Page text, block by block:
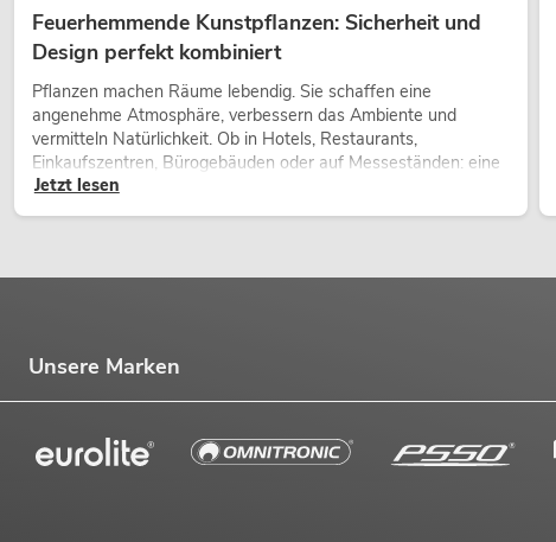
Feuerhemmende Kunstpflanzen: Sicherheit und
Design perfekt kombiniert
Pflanzen machen Räume lebendig. Sie schaffen eine
angenehme Atmosphäre, verbessern das Ambiente und
vermitteln Natürlichkeit. Ob in Hotels, Restaurants,
Einkaufszentren, Bürogebäuden oder auf Messeständen: eine
hochwertige Begrünung gehört heute längst zum modernen
Raumkonzept.
Jetzt lesen
Unsere Marken